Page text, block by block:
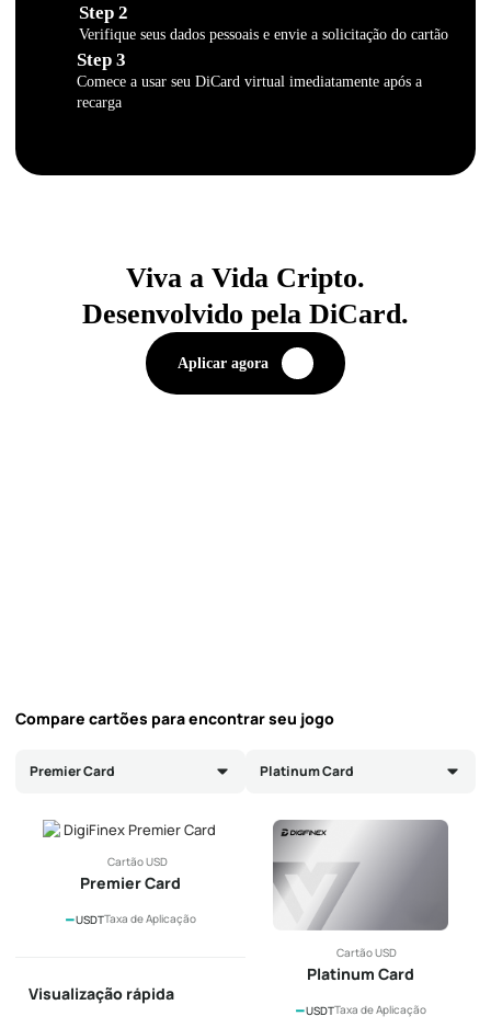
Step 2
Verifique seus dados pessoais e envie a solicitação do cartão
Step 3
Comece a usar seu DiCard virtual imediatamente após a
recarga
Viva a Vida Cripto.
Desenvolvido pela DiCard.
Aplicar agora
Compare cartões para encontrar seu jogo
Premier Card
Cartão USD
Premier Card
--USDTTaxa de Aplicação
Visualização rápida
Platinum Card
Cartão USD
Platinum Card
--USDTTaxa de Aplicação